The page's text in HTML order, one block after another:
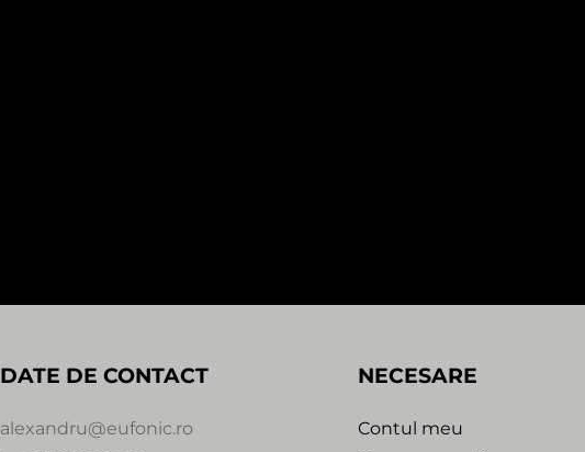
DATE DE CONTACT
alexandru@eufonic.ro
NECESARE
Contul meu